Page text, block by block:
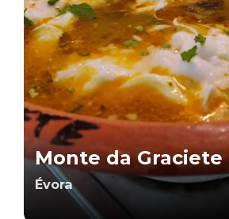
Monte da Graciete
Évora